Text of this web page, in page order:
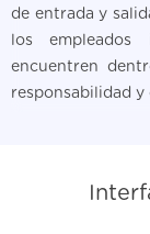
de entrada y
los
encuentren
responsabilidad